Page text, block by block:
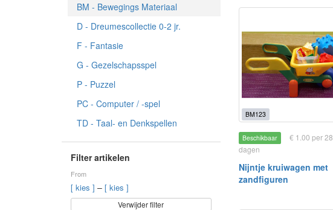
BM - Bewegings Materiaal
D - Dreumescollectie 0-2 jr.
F - Fantasie
G - Gezelschapsspel
P - Puzzel
PC - Computer / -spel
TD - Taal- en Denkspellen
Filter artikelen
From
[ kies ] – [ kies ]
Verwijder filter
BM123
Beschikbaar
€ 1.00 per 28
dagen
Nijntje kruiwagen met
zandfiguren